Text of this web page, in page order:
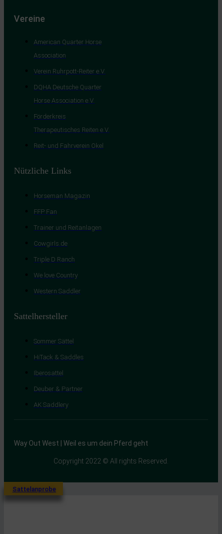
Vereine
American Quarter Horse
Association
Verein Ruhrpott-Reiter e.V.
DQHA Deutsche Quarter
Horse Association e.V.
Förderkreis
Therapeutisches Reiten e.V.
Reit- und Fahrverein Okel
Nützliche Links
Horseman Magazin
FFP Fan
Trainer und Reitanlagen
Cowgirls.de
Triple D Ranch
We love Country
Western Saddler
Sattelhersteller
Sommer Sättel
HiTack & Saddles
Iberosattel
Deuber & Partner
AK Saddlery
Way Out West | Weil es um dein Pferd geht
Copyright 2022 © All rights Reserved.
Sattelanprobe